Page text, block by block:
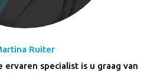
Ruiter
ervaren specialist is u graag van